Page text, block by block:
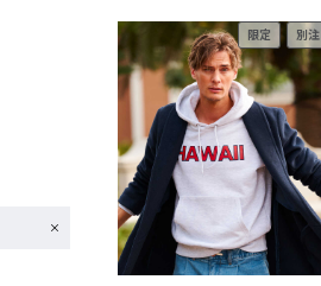
限定 別注